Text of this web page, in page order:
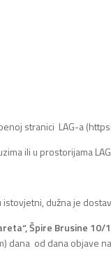
stranici LAG-a
ili u prostorijama
dužna je
Špire Brusine 10/
dana od dana objave